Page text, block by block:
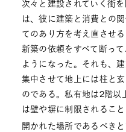
次々と建設されていく街
は、彼に建築と消費との
てのあり方を考え直させ
新築の依頼をすべて断っ
ようになった。それも、
集中させて地上には柱と
のである。私有地は2階以
は壁や塀に制限されるこ
開かれた場所であるべき